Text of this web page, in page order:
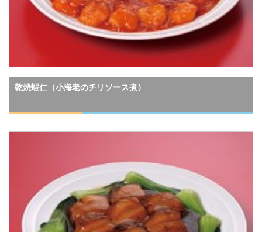
乾焼蝦仁（小海老のチリソース煮）